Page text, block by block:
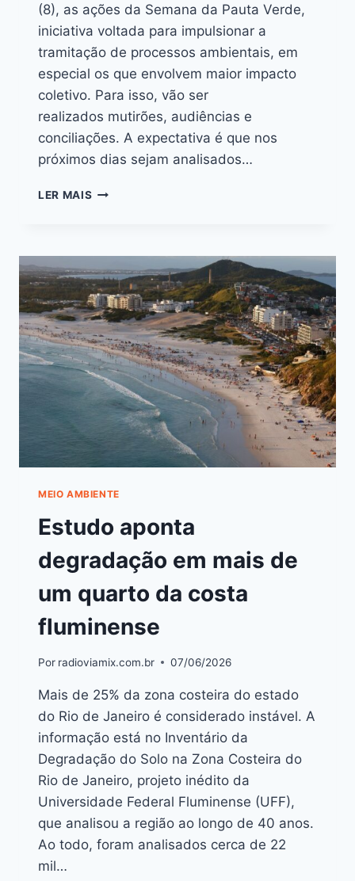
(8), as ações da Semana da Pauta Verde,
iniciativa voltada para impulsionar a
tramitação de processos ambientais, em
especial os que envolvem maior impacto
coletivo. Para isso, vão ser
realizados mutirões, audiências e
conciliações. A expectativa é que nos
próximos dias sejam analisados…
LER MAIS
MEIO AMBIENTE
Estudo aponta
degradação em mais de
um quarto da costa
fluminense
Por radioviamix.com.br 07/06/2026
Mais de 25% da zona costeira do estado
do Rio de Janeiro é considerado instável. A
informação está no Inventário da
Degradação do Solo na Zona Costeira do
Rio de Janeiro, projeto inédito da
Universidade Federal Fluminense (UFF),
que analisou a região ao longo de 40 anos.
Ao todo, foram analisados cerca de 22
mil…